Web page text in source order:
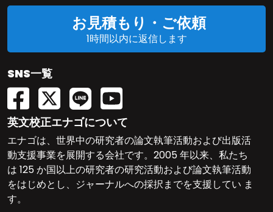
お見積もり・ご依頼
1時間以内に返信します
SNS一覧
英文校正エナゴについて
エナゴは、世界中の研究者の論文執筆活動および出版活
動支援事業を展開する会社です。2005 年以来、私たち
は 125 か国以上の研究者の研究活動および論文執筆活動
をはじめとし、ジャーナルへの採択までを支援してい ま
す。